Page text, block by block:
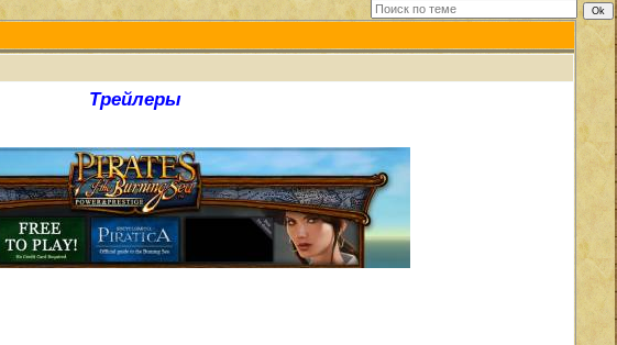
Трейлеры